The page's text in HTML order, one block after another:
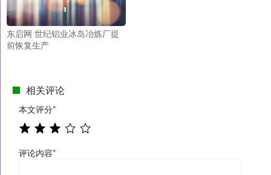
东启网 世纪铝业冰岛冶炼厂提
前恢复生产
相关评论
本文评分*
评论内容*